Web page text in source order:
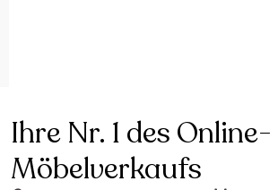
Ihre Nr. 1 des Online-
Möbelverkaufs